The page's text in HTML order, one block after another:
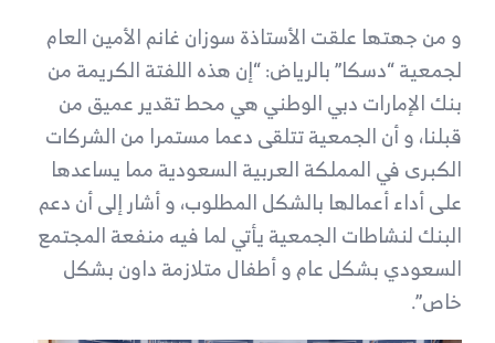
و من جهتها علقت الأستاذة سوزان غانم الأمين العام
لجمعية “دسكا” بالرياض: “إن هذه اللفتة الكريمة من
بنك الإمارات دبي الوطني هي محط تقدير عميق من
قبلنا، و أن الجمعية تتلقى دعما مستمرا من الشركات
الكبرى في المملكة العربية السعودية مما يساعدها
على أداء أعمالها بالشكل المطلوب، و أشار إلى أن دعم
البنك لنشاطات الجمعية يأتي لما فيه منفعة المجتمع
السعودي بشكل عام و أطفال متلازمة داون بشكل
خاص”.